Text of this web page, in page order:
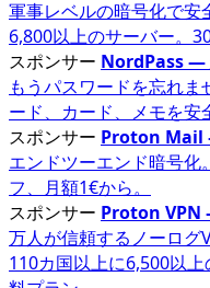
軍事レベルの暗号化で安
6,800以上のサーバー。
スポンサー NordPass —
もうパスワードを忘れ
ード、カード、メモを安
スポンサー Proton Mail
エンドツーエンド暗号化
フ、月額1€から。
スポンサー Proton VPN
万人が信頼するノーログ
110カ国以上に6,500以